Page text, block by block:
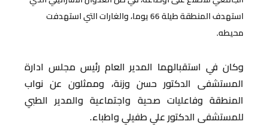
استهدف المنطقة طيلة 66 يوما، والغارات التي استهدفت
محيطه.
وكان في استقبالهما المدير العام رئيس مجلس ادارة
المستشفى الدكتور حسن وزنة، وممثلون عن نواب
المنطقة وفاعليات صحية واجتماعية والمدير الطبي
للمستشفى الدكتور علي طفيلي واطباء.